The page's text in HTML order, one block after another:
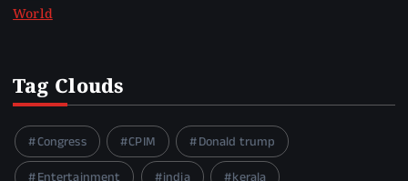
World
Tag Clouds
Congress CPIM
Donald trump